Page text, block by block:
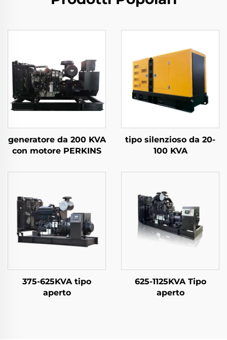
generatore da 200 KVA
con motore PERKINS
tipo silenzioso da 20-
100 KVA
375-625KVA tipo
aperto
625-1125KVA Tipo
aperto